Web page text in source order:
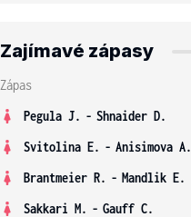
Zajímavé zápasy
Zápas
Pegula J. - Shnaider D.
Svitolina E. - Anisimova A.
Brantmeier R. - Mandlik E.
Sakkari M. - Gauff C.